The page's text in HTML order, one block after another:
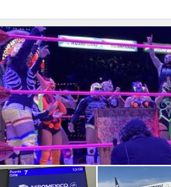
周
辺
ラ
パ
ス
レ
オ
ン